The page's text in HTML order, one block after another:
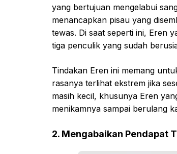
yang bertujuan mengelabui
menancapkan pisau yang
tewas. Di saat seperti ini, Eren
tiga penculik yang sudah
Tindakan Eren ini memang
rasanya terlihat ekstrem jika
masih kecil, khusunya Eren
menikamnya sampai berulang
2. Mengabaikan Pendapat